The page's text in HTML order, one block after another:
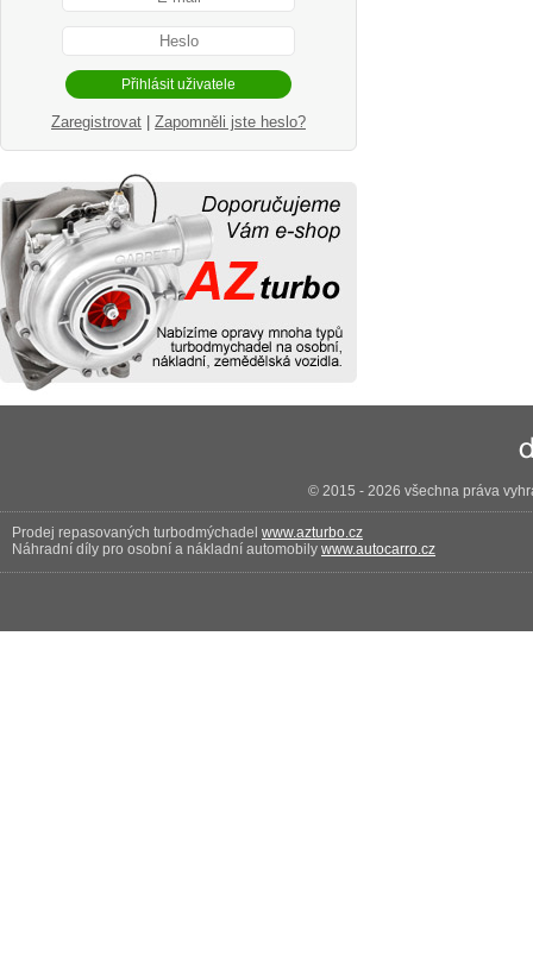
Zaregistrovat Zapomněli jste heslo?
© 2015 - 2026 všechna práva
Prodej repasovaných turbodmýchadel www.azturbo.cz
Náhradní díly pro osobní a nákladní automobily www.autocarro.cz